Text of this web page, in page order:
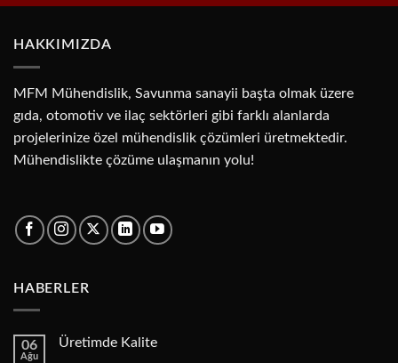
HAKKIMIZDA
MFM Mühendislik, Savunma sanayii başta olmak üzere
gıda, otomotiv ve ilaç sektörleri gibi farklı alanlarda
projelerinize özel mühendislik çözümleri üretmektedir.
Mühendislikte çözüme ulaşmanın yolu!
HABERLER
06
Ağu
Üretimde Kalite